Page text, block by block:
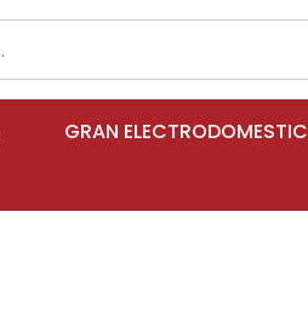
GRAN ELECTRODOMESTIC